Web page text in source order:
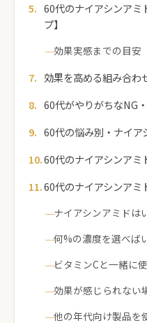
60代のナイアシンアミ
プ】
効果実感までの目安
効果を高める組み合わ
60代がやりがちなNG
60代の悩み別・ナイ
60代のナイアシンア
60代のナイアシンア
ナイアシンアミドは
何%の濃度を選べば
ビタミンCと一緒に
効果が感じられない
他の年代向け製品を